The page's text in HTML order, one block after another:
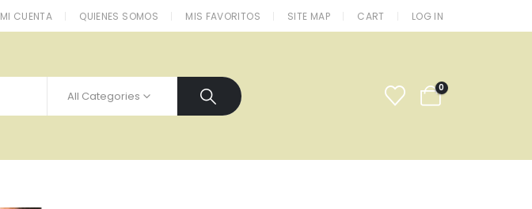
MI CUENTA QUIENES SOMOS MIS FAVORITOS SITE MAP CART LOG IN
All Categories
0